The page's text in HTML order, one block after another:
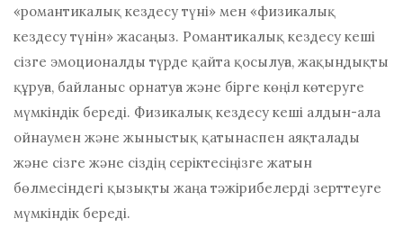
«романтикалық кездесу түні» мен «физикалық
кездесу түнін» жасаңыз. Романтикалық кездесу кеші
сізге эмоционалды түрде қайта қосылуға, жақындықты
құруға, байланыс орнатуға және бірге көңіл көтеруге
мүмкіндік береді. Физикалық кездесу кеші алдын-ала
ойнаумен және жыныстық қатынаспен аяқталады
және сізге және сіздің серіктесіңізге жатын
бөлмесіндегі қызықты жаңа тәжірибелерді зерттеуге
мүмкіндік береді.